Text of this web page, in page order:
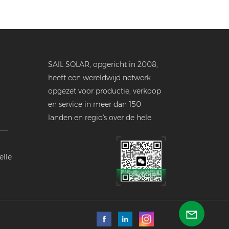
SAIL SOLAR, opgericht in 2008,
heeft een wereldwijd netwerk
opgezet voor productie, verkoop
en service in meer dan 150
landen en regio's over de hele